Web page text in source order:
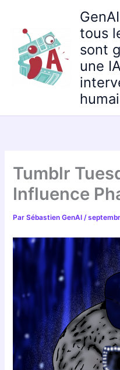
contenu
tous
sont
une
Tumblr
Influence
ParSébastien GenAI/